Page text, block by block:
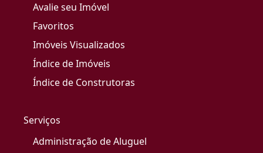
Avalie seu Imóvel
Favoritos
Imóveis Visualizados
Índice de Imóveis
Índice de Construtoras
Serviços
Administração de Aluguel